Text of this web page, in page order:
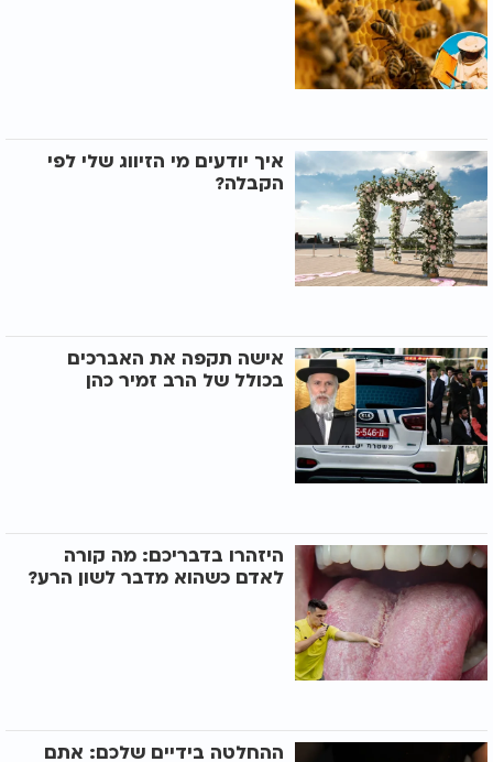
איך יודעים מי הזיווג שלי לפי
הקבלה?
אישה תקפה את האברכים
בכולל של הרב זמיר כהן
היזהרו בדבריכם: מה קורה
לאדם כשהוא מדבר לשון הרע?
ההחלטה בידיים שלכם: אתם